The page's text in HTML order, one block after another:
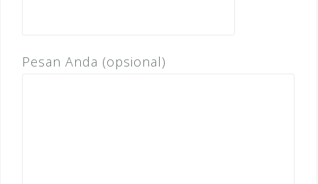
Pesan Anda (opsional)